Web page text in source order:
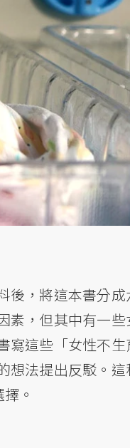
後，將這本書分成
素，但其中有一些
這些「女性不生
想法提出反駁。這
。